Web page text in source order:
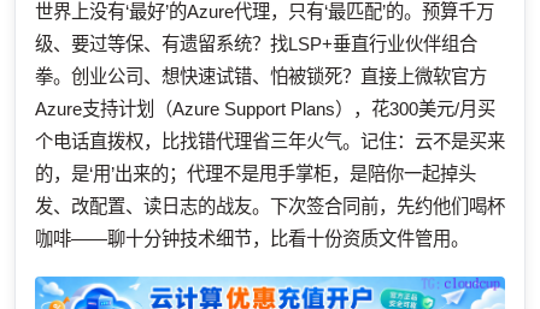
世界上没有‘最好’的Azure代理，只有‘最匹配’的。预算千万
级、要过等保、有遗留系统？找LSP+垂直行业伙伴组合
拳。创业公司、想快速试错、怕被锁死？直接上微软官方
Azure支持计划（Azure Support Plans），花300美元/月买
个电话直拨权，比找错代理省三年火气。记住：云不是买来
的，是‘用’出来的；代理不是甩手掌柜，是陪你一起掉头
发、改配置、读日志的战友。下次签合同前，先约他们喝杯
咖啡——聊十分钟技术细节，比看十份资质文件管用。